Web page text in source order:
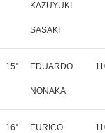
KAZUYUKI
SASAKI
15° EDUARDO
NONAKA
16° EURICO